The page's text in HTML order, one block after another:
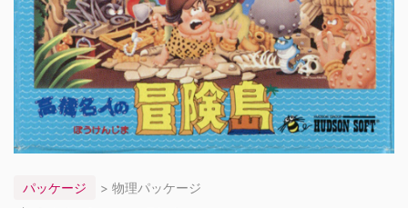
パッケージ > 物理パッケージ